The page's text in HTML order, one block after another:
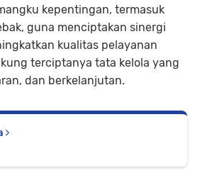
kepentingan, termasuk
guna menciptakan sinergi
kualitas pelayanan
terciptanya tata kelola yang
dan berkelanjutan.